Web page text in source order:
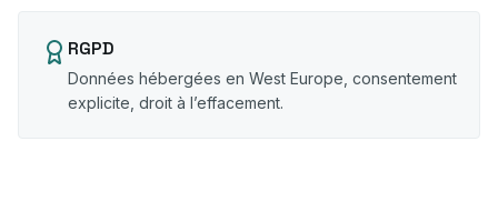
RGPD
Données hébergées en West Europe, consentement
explicite, droit à l’effacement.